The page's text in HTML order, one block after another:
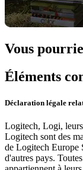
Vous
Éléments
Déclaration légale
Logitech, Logi, leurs
Logitech sont des
de Logitech Europe
d'autres pays.